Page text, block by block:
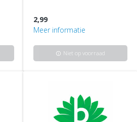
2,99
Meer informatie
info Niet op voorraad